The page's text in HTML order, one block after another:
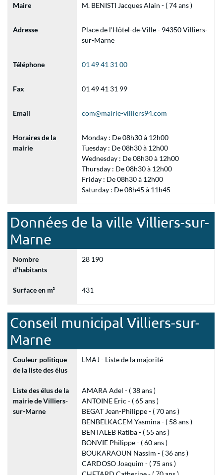
Maire M. BENISTI Jacques Alain - ( 74 ans )
Adresse
Place de l'Hôtel-de-Ville - 94350 Villiers-
sur-Marne
Téléphone 01 49 41 31 00
Fax 01 49 41 31 99
Email com@mairie-villiers94.com
Horaires de la
mairie
Monday : De 08h30 à 12h00
Tuesday : De 08h30 à 12h00
Wednesday : De 08h30 à 12h00
Thursday : De 08h30 à 12h00
Friday : De 08h30 à 12h00
Saturday : De 08h45 à 11h45
Données de la ville Villiers-sur-
Marne
Nombre
d'habitants
28 190
Surface en m² 431
Conseil municipal Villiers-sur-
Marne
Couleur politique
de la liste des élus
LMAJ - Liste de la majorité
Liste des élus de la
mairie de Villiers-
sur-Marne
AMARA Adel - ( 38 ans )
ANTOINE Eric - ( 65 ans )
BEGAT Jean-Philippe - ( 70 ans )
BENBELKACEM Yasmina - ( 58 ans )
BENTALEB Ratiba - ( 55 ans )
BONVIE Philippe - ( 60 ans )
BOUKARAOUN Nassim - ( 36 ans )
CARDOSO Joaquim - ( 75 ans )